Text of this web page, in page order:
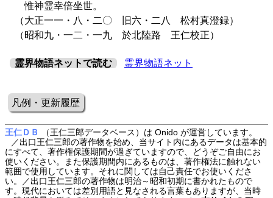
惟神霊幸倍坐世。
（大正一一・八・二〇 旧六・二八 松村真澄録）
（昭和九・一二・一九 於北陸路 王仁校正）
霊界物語ネットで読む 霊界物語ネット
凡例・更新履歴
王仁ＤＢ
（王仁三郎データベース）は Onido が運営しています。
／出口王仁三郎の著作物を始め、当サイト内にあるデータは基本的
にすべて、著作権保護期間が過ぎていますので、どうぞご自由にお
使いください。また保護期間内にあるものは、著作権法に触れない
範囲で使用しています。それに関しては自己責任でお使いくださ
い。／出口王仁三郎の著作物は明治～昭和初期に書かれたもので
す。現代においては差別用語と見なされる言葉もありますが、当時